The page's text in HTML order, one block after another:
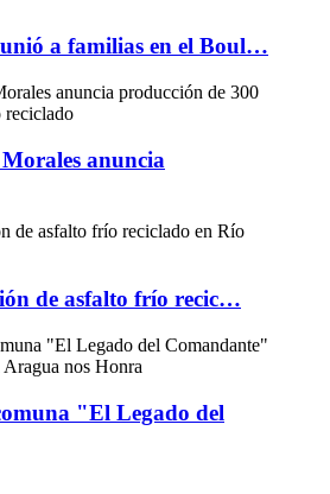
a familias en el Boul…
anuncia
de asfalto frío recic…
"El Legado del